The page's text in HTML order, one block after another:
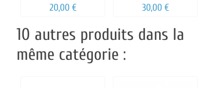
20,00 € 30,00 €
10 autres produits dans la
même catégorie :